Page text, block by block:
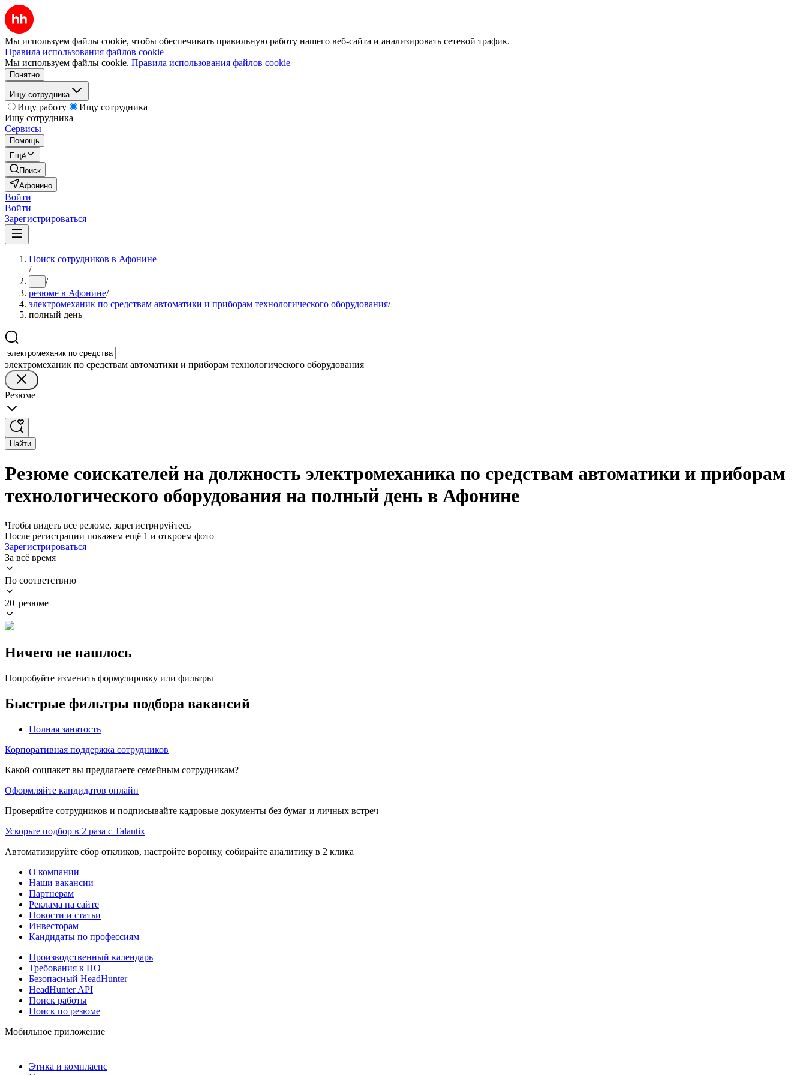
Мы используем файлы cookie, чтобы обеспечивать правильную работу нашего веб-сайта и анализировать сетевой трафик.
Правила использования файлов cookie
Мы используем файлы cookie. Правила использования файлов cookie
Понятно
Ищу сотрудника
Ищу работу
Ищу сотрудника
Ищу сотрудника
Сервисы
Помощь
Ещё
Поиск
Афонино
Войти
Войти
Зарегистрироваться
Поиск сотрудников в Афонине
/
... /
резюме в Афонине/
электромеханик по средствам автоматики и приборам технологического оборудования/
полный день
электромеханик по средствам автоматики и приборам технологического оборудования
Резюме
Найти
Резюме соискателей на должность электромеханика по средствам автоматики и приборам
технологического оборудования на полный день в Афонине
Чтобы видеть все резюме, зарегистрируйтесь
После регистрации покажем ещё 1 и откроем фото
Зарегистрироваться
За всё время
По соответствию
20 резюме
Ничего не нашлось
Попробуйте изменить формулировку или фильтры
Быстрые фильтры подбора вакансий
Полная занятость
Корпоративная поддержка сотрудников
Какой соцпакет вы предлагаете семейным сотрудникам?
Оформляйте кандидатов онлайн
Проверяйте сотрудников и подписывайте кадровые документы без бумаг и личных встреч
Ускорьте подбор в 2 раза с Talantix
Автоматизируйте сбор откликов, настройте воронку, собирайте аналитику в 2 клика
О компании
Наши вакансии
Партнерам
Реклама на сайте
Новости и статьи
Инвесторам
Кандидаты по профессиям
Производственный календарь
Требования к ПО
Безопасный HeadHunter
HeadHunter API
Поиск работы
Поиск по резюме
Мобильное приложение
Этика и комплаенс